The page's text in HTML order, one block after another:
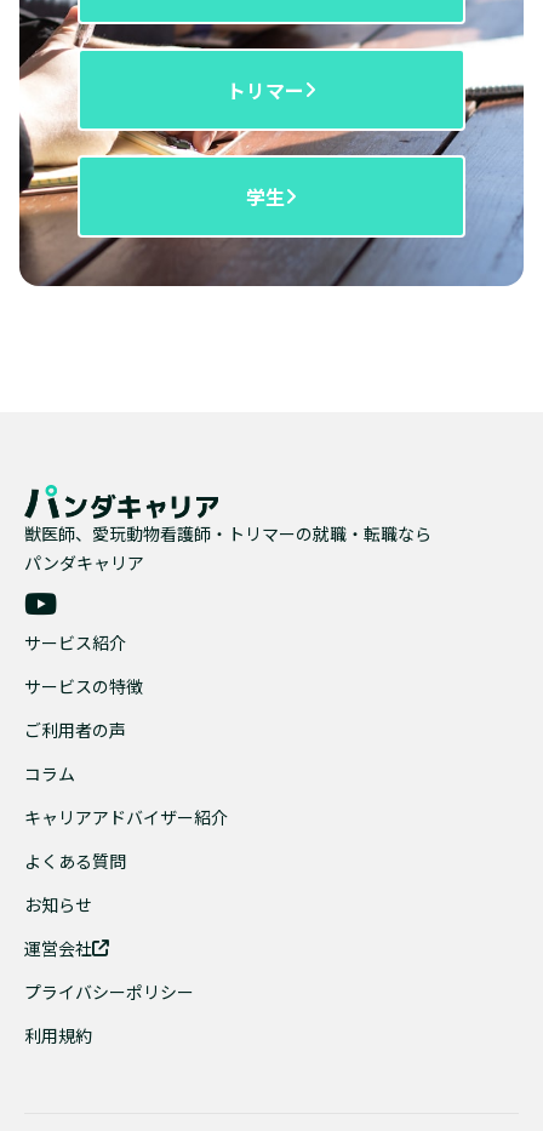
トリマー
学生
獣医師、愛玩動物看護師・トリマーの就職・転職なら
パンダキャリア
サービス紹介
サービスの特徴
ご利用者の声
コラム
キャリアアドバイザー紹介
よくある質問
お知らせ
運営会社
プライバシーポリシー
利用規約